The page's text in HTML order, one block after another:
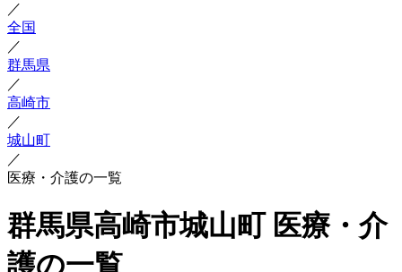
／
全国
／
群馬県
／
高崎市
／
城山町
／
医療・介護の一覧
群馬県高崎市城山町 医療・介
護の一覧